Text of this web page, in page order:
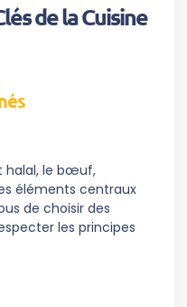
de la Cuisine
halal, le bœuf,
éléments centraux
de choisir des
les principes